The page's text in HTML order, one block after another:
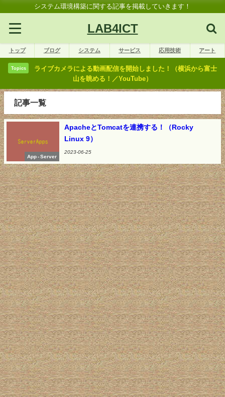
システム環境構築に関する記事を掲載していきます！
LAB4ICT
トップ ブログ システム サービス 応用技術 アート
Topics
ライブカメラによる動画配信を開始しました！（横浜から富士
山を眺める！／YouTube）
記事一覧
App - Server
ApacheとTomcatを連携する！（Rocky
Linux 9）
2023-06-25